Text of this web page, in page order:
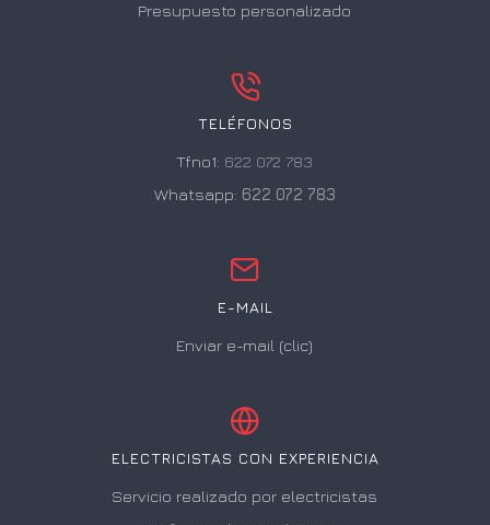
Presupuesto personalizado
TELÉFONOS
Tfno1: 622 072 783
Whatsapp: 622 072 783
E-MAIL
Enviar e-mail (clic)
ELECTRICISTAS CON EXPERIENCIA
Servicio realizado por electricistas